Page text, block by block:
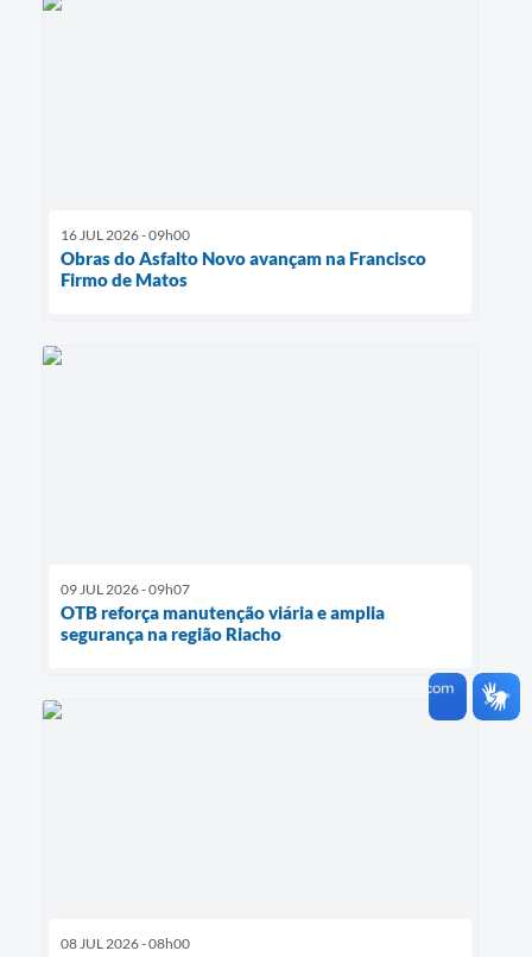
16 JUL 2026 - 09h00
Obras do Asfalto Novo avançam na Francisco
Firmo de Matos
09 JUL 2026 - 09h07
OTB reforça manutenção viária e amplia
segurança na região Riacho
08 JUL 2026 - 08h00